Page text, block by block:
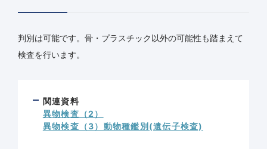
判別は可能です。骨・プラスチック以外の可能性も踏まえて
検査を行います。
関連資料
異物検査（2）
異物検査（3）動物種鑑別(遺伝子検査)